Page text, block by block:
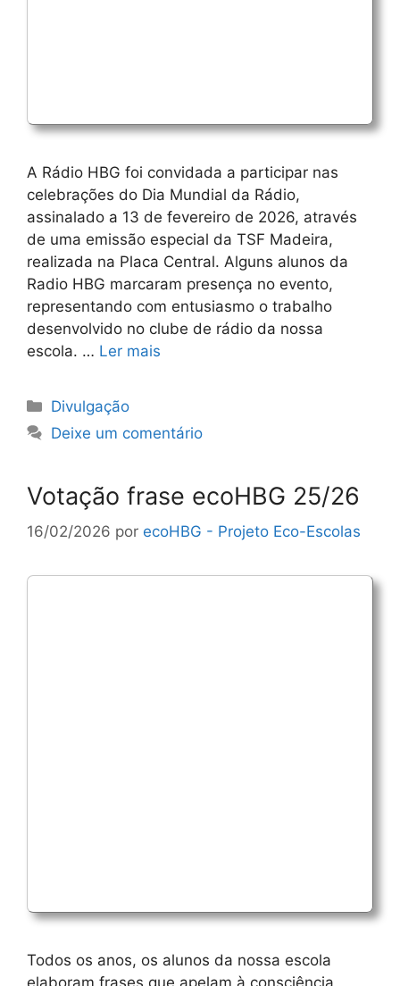
A Rádio HBG foi convidada a participar nas
celebrações do Dia Mundial da Rádio,
assinalado a 13 de fevereiro de 2026, através
de uma emissão especial da TSF Madeira,
realizada na Placa Central. Alguns alunos da
Radio HBG marcaram presença no evento,
representando com entusiasmo o trabalho
desenvolvido no clube de rádio da nossa
escola. … Ler mais
Categorias
Divulgação
Deixe um comentário
Votação frase ecoHBG 25/26
16/02/2026 por ecoHBG - Projeto Eco-Escolas
Todos os anos, os alunos da nossa escola